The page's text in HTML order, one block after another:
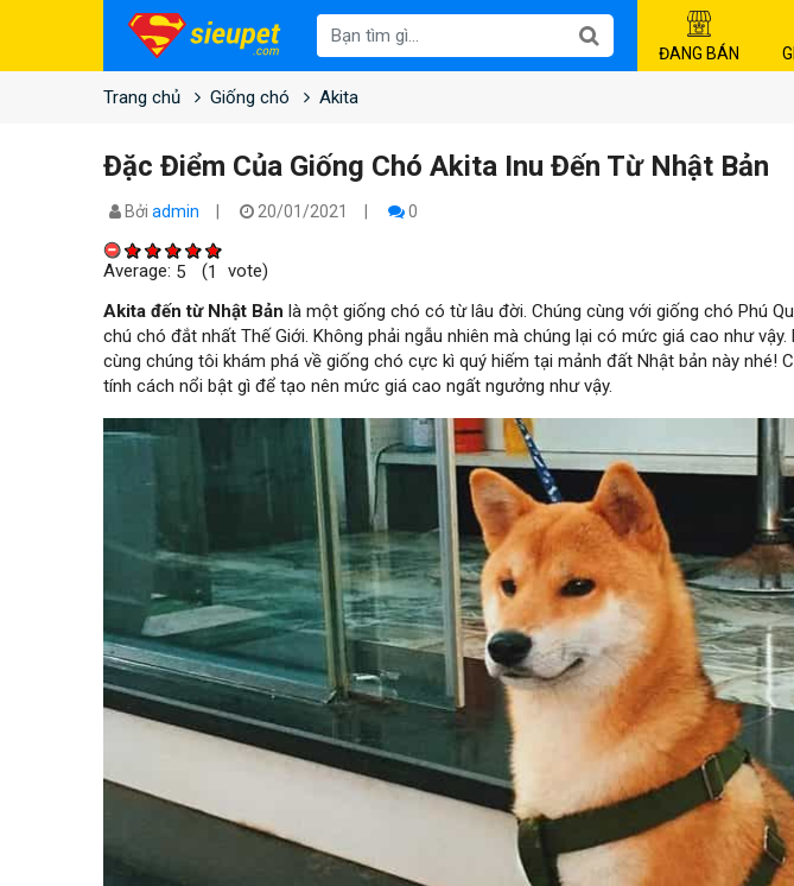
ĐANG BÁN
Trang chủ Giống chó Akita
Đặc Điểm Của Giống Chó Akita Inu Đến Từ Nhật Bản
Bởi admin 20/01/2021 0
Average: 5 (1
vote)
Akita đến từ Nhật Bản là một giống chó có từ lâu đời. Chúng cùng với giống chó Phú
chú chó đắt nhất Thế Giới. Không phải ngẫu nhiên mà chúng lại có mức giá cao như
cùng chúng tôi khám phá về giống chó cực kì quý hiếm tại mảnh đất Nhật bản này nhé!
tính cách nổi bật gì để tạo nên mức giá cao ngất ngưởng như vậy.